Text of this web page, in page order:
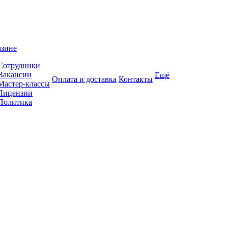
классы
Оплата и доставка Контакты Ещё